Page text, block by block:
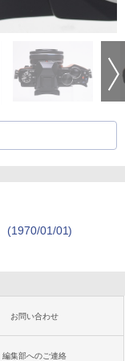
(1970/01/01)
お問い合わせ
編集部へのご連絡